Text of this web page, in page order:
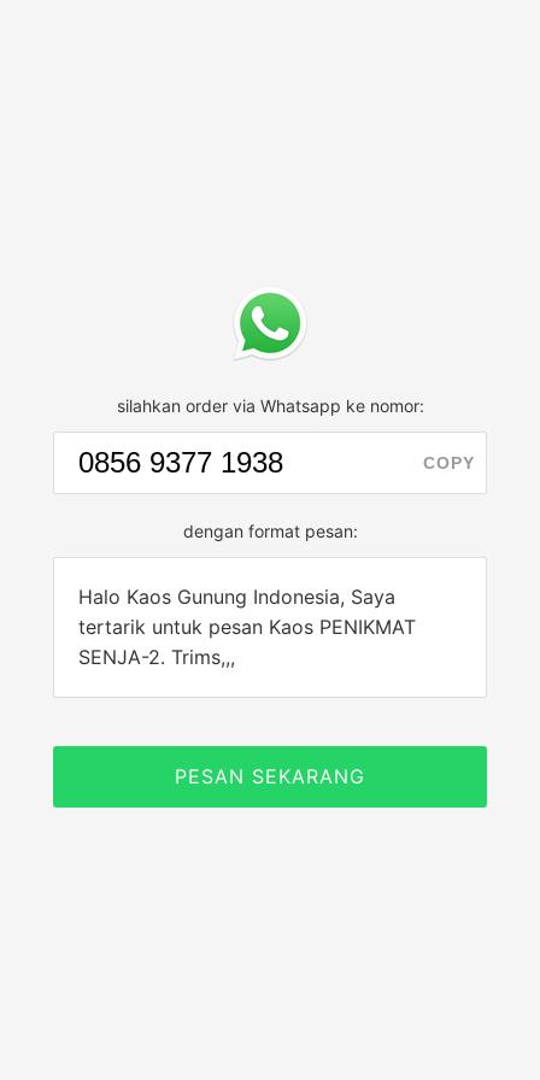
silahkan order via Whatsapp ke nomor:
COPY
dengan format pesan:
Halo Kaos Gunung Indonesia, Saya
tertarik untuk pesan Kaos PENIKMAT
SENJA-2. Trims,,,
PESAN SEKARANG